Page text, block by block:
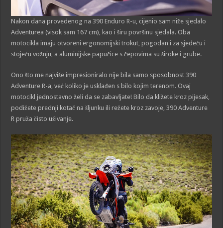
Nakon dana provedenog na 390 Enduro R-u, cijenio sam niže sjedalo
Adventurea (visok sam 167 cm), kao i širu površinu sjedala. Oba
motocikla imaju otvoreni ergonomijski trokut, pogodan i za sjedeću i
stojeću vožnju, a aluminijske papučice s čepovima su široke i grube.
Ono što me najviše impresioniralo nije bila samo sposobnost 390
Adventure R-a, već koliko je usklađen s bilo kojim terenom. Ovaj
motocikl jednostavno želi da se zabavljate! Bilo da kližete kroz pijesak,
podižete prednji kotač na šljunku ili režete kroz zavoje, 390 Adventure
R pruža čisto uživanje.